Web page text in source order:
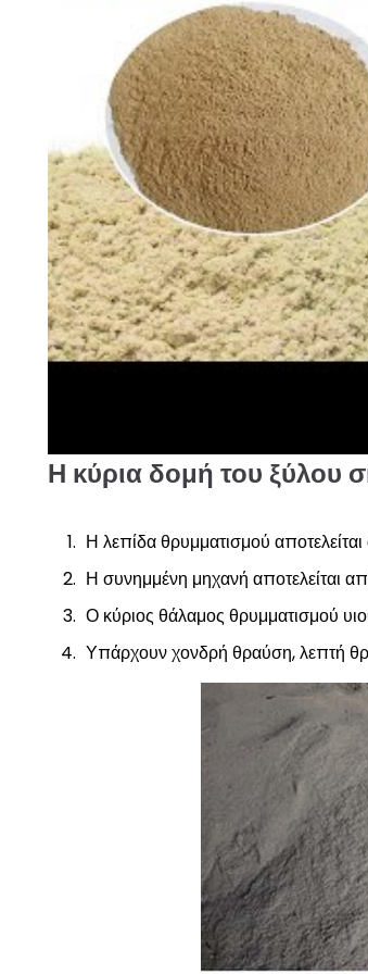
►
Η κύρια δομή του ξύλου
Η λεπίδα θρυμματισμού
Η συνημμένη μηχανή αποτελείται
Ο κύριος θάλαμος θρυμματισμού
Υπάρχουν χονδρή θραύση, λεπτή